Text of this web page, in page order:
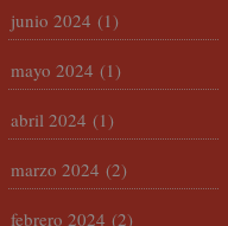
junio 2024 (1)
mayo 2024 (1)
abril 2024 (1)
marzo 2024 (2)
febrero 2024 (2)